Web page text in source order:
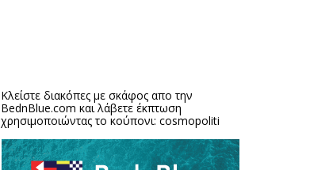
Κλείστε διακόπες με σκάφος απο την
BednBlue.com και λάβετε έκπτωση
χρησιμοποιώντας το κούπονι: cosmopoliti